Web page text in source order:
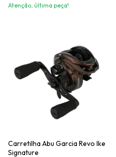
Atenção, última peça!
Carretilha Abu Garcia Revo Ike
Signature